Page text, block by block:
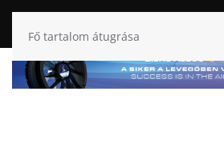
Fő tartalom átugrása